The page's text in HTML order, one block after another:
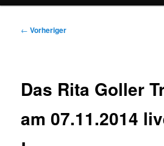
Beitragsnavigation
← Vorheriger
Das Rita Goller
am 07.11.2014